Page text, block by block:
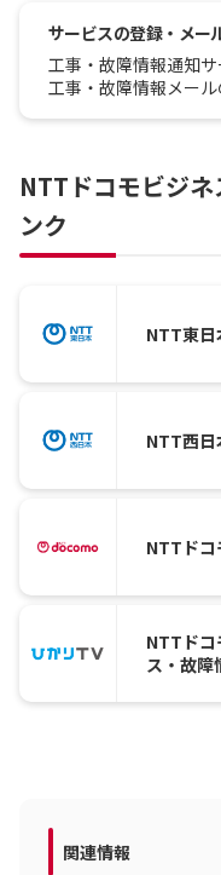
サービスの登録・メー
工事・故障情報通知
工事・故障情報メール
NTTドコモビジ
ンク
NTT東日
NTT西日
NTTドコ
NTTドコ
ス・故障
関連情報